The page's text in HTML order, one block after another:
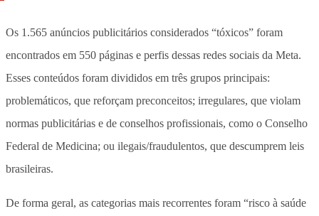
Os 1.565 anúncios publicitários considerados “tóxicos” foram
encontrados em 550 páginas e perfis dessas redes sociais da Meta.
Esses conteúdos foram divididos em três grupos principais:
problemáticos, que reforçam preconceitos; irregulares, que violam
normas publicitárias e de conselhos profissionais, como o Conselho
Federal de Medicina; ou ilegais/fraudulentos, que descumprem leis
brasileiras.
De forma geral, as categorias mais recorrentes foram “risco à saúde